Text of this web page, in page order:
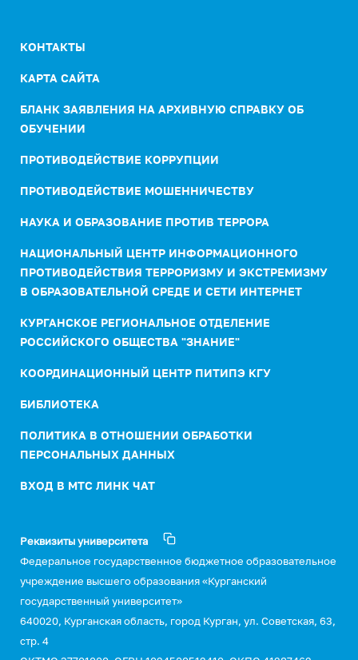
КОНТАКТЫ
КАРТА САЙТА
БЛАНК ЗАЯВЛЕНИЯ НА АРХИВНУЮ СПРАВКУ ОБ
ОБУЧЕНИИ
ПРОТИВОДЕЙСТВИЕ КОРРУПЦИИ
ПРОТИВОДЕЙСТВИЕ МОШЕННИЧЕСТВУ
НАУКА И ОБРАЗОВАНИЕ ПРОТИВ ТЕРРОРА
НАЦИОНАЛЬНЫЙ ЦЕНТР ИНФОРМАЦИОННОГО
ПРОТИВОДЕЙСТВИЯ ТЕРРОРИЗМУ И ЭКСТРЕМИЗМУ
В ОБРАЗОВАТЕЛЬНОЙ СРЕДЕ И СЕТИ ИНТЕРНЕТ
КУРГАНСКОЕ РЕГИОНАЛЬНОЕ ОТДЕЛЕНИЕ
РОССИЙСКОГО ОБЩЕСТВА "ЗНАНИЕ"
КООРДИНАЦИОННЫЙ ЦЕНТР ПИТИПЭ КГУ
БИБЛИОТЕКА
ПОЛИТИКА В ОТНОШЕНИИ ОБРАБОТКИ
ПЕРСОНАЛЬНЫХ ДАННЫХ
ВХОД В МТС ЛИНК ЧАТ
Реквизиты университета
Федеральное государственное бюджетное образовательное
учреждение высшего образования «Курганский
государственный университет»
640020, Курганская область, город Курган, ул. Советская, 63,
стр. 4